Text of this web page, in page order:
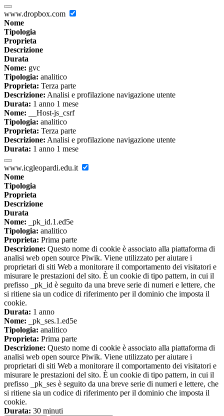
www.dropbox.com
Nome
Tipologia
Proprieta
Descrizione
Durata
Nome: gvc
Tipologia: analitico
Proprieta: Terza parte
Descrizione: Analisi e profilazione navigazione utente
Durata: 1 anno 1 mese
Nome: __Host-js_csrf
Tipologia: analitico
Proprieta: Terza parte
Descrizione: Analisi e profilazione navigazione utente
Durata: 1 anno 1 mese
www.icgleopardi.edu.it
Nome
Tipologia
Proprieta
Descrizione
Durata
Nome: _pk_id.1.ed5e
Tipologia: analitico
Proprieta: Prima parte
Descrizione: Questo nome di cookie è associato alla piattaforma di
analisi web open source Piwik. Viene utilizzato per aiutare i
proprietari di siti Web a monitorare il comportamento dei visitatori e
misurare le prestazioni del sito. È un cookie di tipo pattern, in cui il
prefisso _pk_id è seguito da una breve serie di numeri e lettere, che
si ritiene sia un codice di riferimento per il dominio che imposta il
cookie.
Durata: 1 anno
Nome: _pk_ses.1.ed5e
Tipologia: analitico
Proprieta: Prima parte
Descrizione: Questo nome di cookie è associato alla piattaforma di
analisi web open source Piwik. Viene utilizzato per aiutare i
proprietari di siti Web a monitorare il comportamento dei visitatori e
misurare le prestazioni del sito. È un cookie di tipo pattern, in cui il
prefisso _pk_ses è seguito da una breve serie di numeri e lettere, che
si ritiene sia un codice di riferimento per il dominio che imposta il
cookie.
Durata: 30 minuti